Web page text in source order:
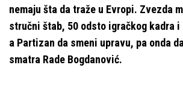
nemaju šta da traže u Evropi. Zvezda
stručni štab, 50 odsto igračkog kadra i
a Partizan da smeni upravu, pa onda
smatra Rade Bogdanović.